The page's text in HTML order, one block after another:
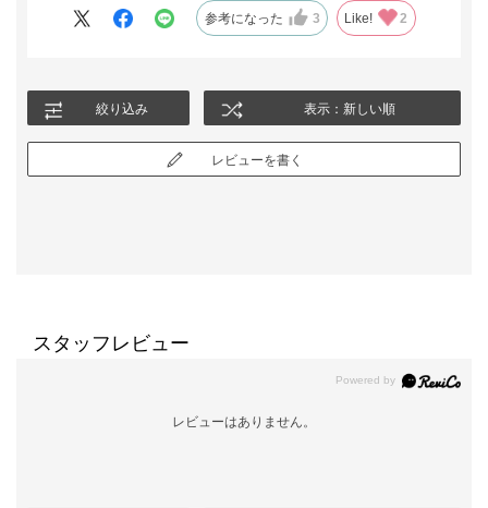
しょうか。最近ブーツカットがあまり販売されていませんね、求
めています。ブラウスの着丈が長めなので、パンツがやや太目で
参考になった 3 Like! 2
絞り込み 表示：新しい順
レビューを書く
スタッフレビュー
レビューはありません。